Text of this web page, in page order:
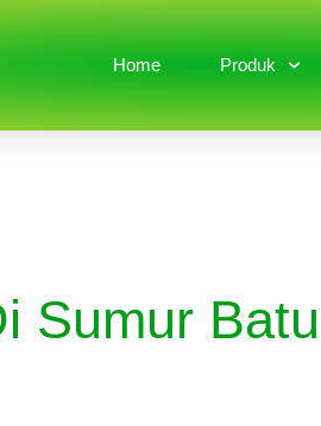
Home Produk
Sumur Batu